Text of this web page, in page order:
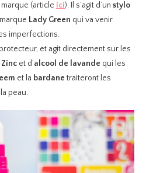
(article ici). Il s’agit d’un stylo
Lady Green qui va venir
imperfections.
et agit directement sur les
Zinc et d’alcool de lavande qui les
et la bardanetraiteront les
peau.